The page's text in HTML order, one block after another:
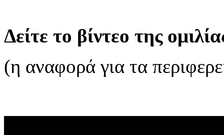
Δείτε το βίντεο της
(η αναφορά για τα